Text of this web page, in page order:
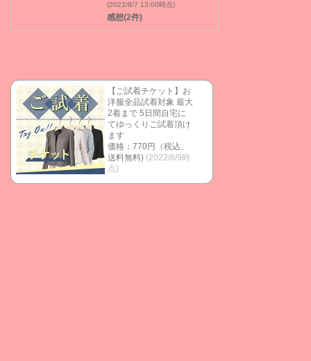
(2022/8/7 13:00時点)
感想(2件)
【ご試着チケット】お
洋服全品試着対象 最大
2着まで 5日間自宅に
てゆっくりご試着頂け
ます
価格：770円（税込、
送料無料) (2022/8/9時
点)